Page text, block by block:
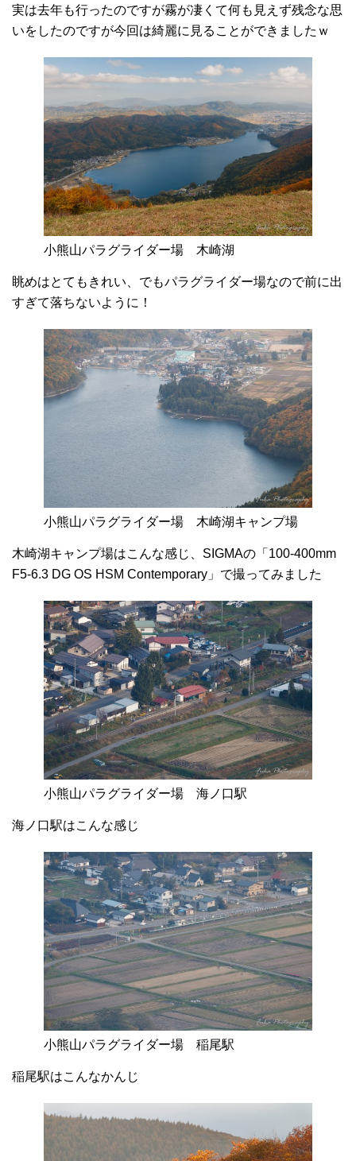
実は去年も行ったのですが霧が凄くて何も見えず残念な思
いをしたのですが今回は綺麗に見ることができましたｗ
小熊山パラグライダー場 木崎湖
眺めはとてもきれい、でもパラグライダー場なので前に出
すぎて落ちないように！
小熊山パラグライダー場 木崎湖キャンプ場
木崎湖キャンプ場はこんな感じ、SIGMAの「100-400mm
F5-6.3 DG OS HSM Contemporary」で撮ってみました
小熊山パラグライダー場 海ノ口駅
海ノ口駅はこんな感じ
小熊山パラグライダー場 稲尾駅
稲尾駅はこんなかんじ